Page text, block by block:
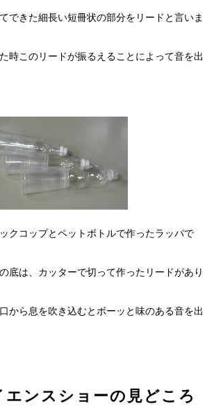
できた細長い短冊状の部分をリードと言いま
時このリードが振るえることによって音を出
クコップとペットボトルで作ったラッパで
底は、カッターで切って作ったリードがあり
から息を吹き込むとボーッと味のある音を出
エンスショーの見どころ